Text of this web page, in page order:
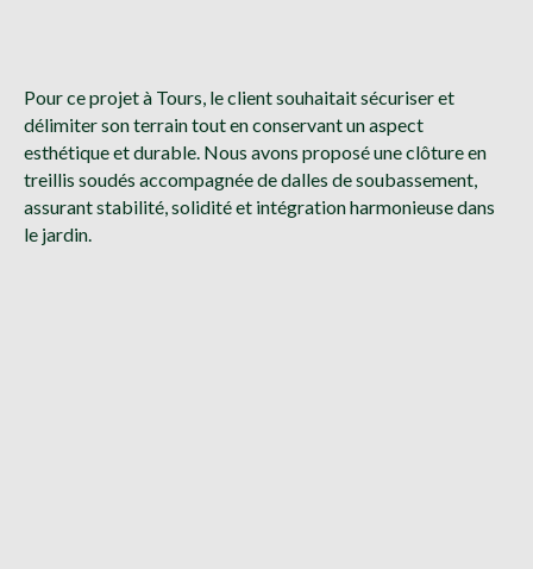
Pour ce projet à Tours, le client souhaitait sécuriser et
délimiter son terrain tout en conservant un aspect
esthétique et durable. Nous avons proposé une clôture en
treillis soudés accompagnée de dalles de soubassement,
assurant stabilité, solidité et intégration harmonieuse dans
le jardin.